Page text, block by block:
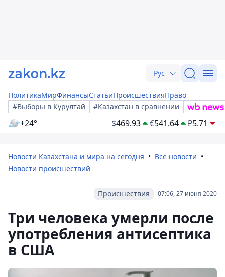
Рус
ПолитикаМирФинансыСтатьиПроисшествияПраво
#Выборы в Курултай
#Казахстан в сравнении
+24° $469.93 €541.64 ₽5.71
Новости Казахстана и мира на сегодня
Все новости
Новости происшествий
07:06, 27 июня 2020
Происшествия
Три человека умерли после
употребления антисептика
в США